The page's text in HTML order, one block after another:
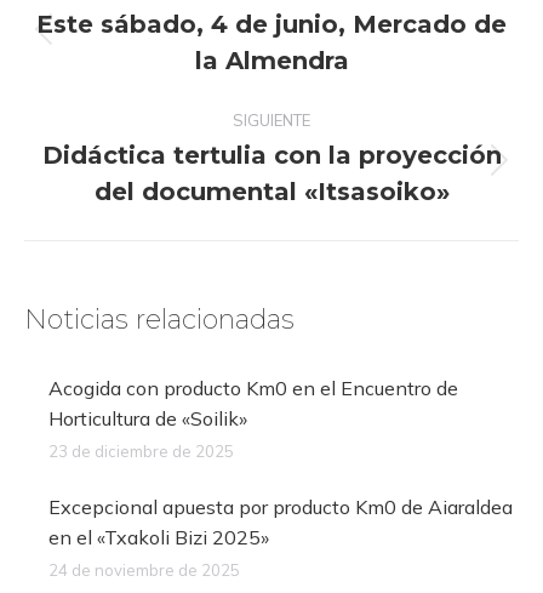
publicaciones
Publicación
anterior:
Este sábado, 4 de junio, Mercado de
la Almendra
SIGUIENTE
Publicación
siguiente:
Didáctica tertulia con la proyección
del documental «Itsasoiko»
Noticias relacionadas
Acogida con producto Km0 en el Encuentro de
Horticultura de «Soilik»
23 de diciembre de 2025
Excepcional apuesta por producto Km0 de Aiaraldea
en el «Txakoli Bizi 2025»
24 de noviembre de 2025